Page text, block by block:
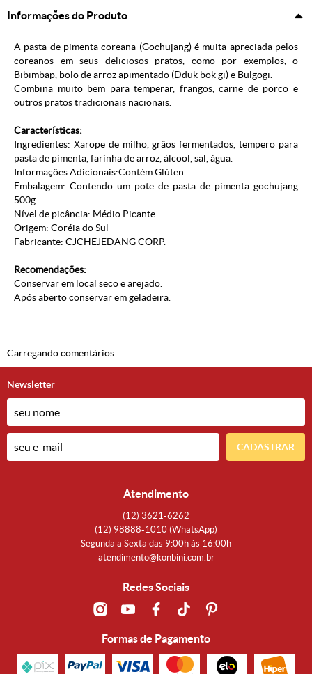
Informações do Produto
A pasta de pimenta coreana (Gochujang) é muita apreciada pelos
coreanos em seus deliciosos pratos, como por exemplos, o
Bibimbap, bolo de arroz apimentado (Dduk bok gi) e Bulgogi.
Combina muito bem para temperar, frangos, carne de porco e
outros pratos tradicionais nacionais.
Características:
Ingredientes: Xarope de milho, grãos fermentados, tempero para
pasta de pimenta, farinha de arroz, álcool, sal, água.
Informações Adicionais:Contém Glúten
Embalagem: Contendo um pote de pasta de pimenta gochujang
500g.
Nível de picância: Médio Picante
Origem: Coréia do Sul
Fabricante: CJCHEJEDANG CORP.
Recomendações:
Conservar em local seco e arejado.
Após aberto conservar em geladeira.
Carregando comentários ...
Newsletter
CADASTRAR
Atendimento
(12) 3621-6262
(12) 98888-1010 (WhatsApp)
Segunda a Sexta das 9:00h às 16:00h
atendimento@konbini.com.br
Redes Sociais
Formas de Pagamento